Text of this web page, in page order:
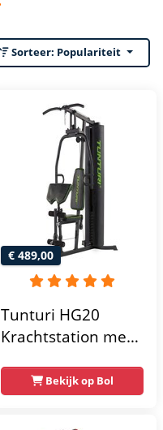
Sorteer: Populariteit
€ 489,00
Tunturi HG20
Krachtstation met
Compacte home
gym met lat pulley
Bekijk op Bol